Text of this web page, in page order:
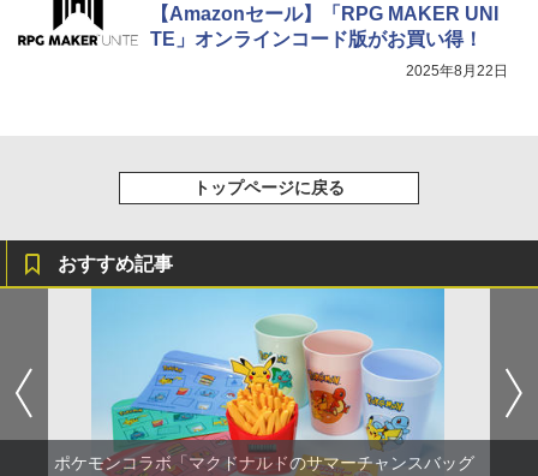
【Amazonセール】「RPG MAKER UNI
TE」オンラインコード版がお買い得！
2025年8月22日
トップページに戻る
おすすめ記事
ポケモンコラボ「マクドナルドのサマーチャンスバッグ